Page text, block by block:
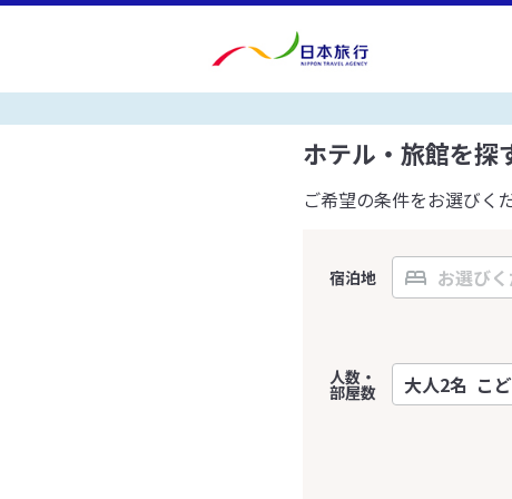
ホテル・旅館を探
ご希望の条件をお選びく
宿泊地
人数・
部屋数